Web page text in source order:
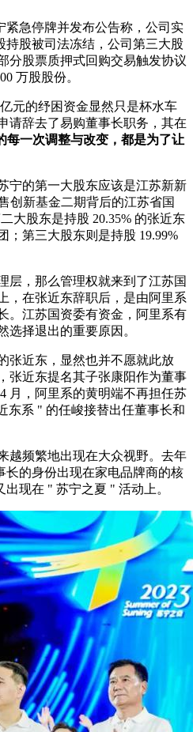
紧急停牌并发布公告称，公司实
持股被司法冻结，公司第三大股
分股票质押式回购交易触发协议
万股股份。
元的纾困资金显然只是杯水车
请辞去了易购董事长职务，其在
每一次调整与改变，都是为了让
宁的第一大股东应该是江苏新新
创新基金二期背后的江苏省国
大股东是持股 20.35% 的张近东
；第三大股东则是持股 19.99%
层，那么管理权就来到了江苏国
，在张近东辞职后，是由阿里系
。江苏国资委有资金，阿里系有
选择退出的重要原因。
张近东，显然也并不愿就此放
张近东提名其子张康阳作为董事
月，阿里系的黄明端不再担任苏
东系 " 的任峻接替出任董事长和
越频繁地出现在大众视野。去年
长的身份出现在家电品牌商的核
现在 " 苏宁之夏 " 活动上。